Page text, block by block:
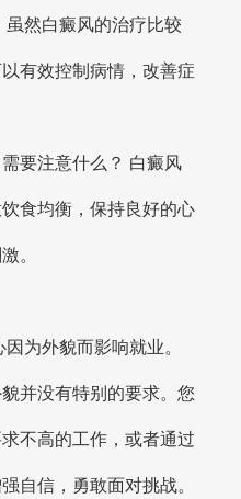
虽然白癜风的治疗比较
有效控制病情，改善症
要注意什么？ 白癜风
食均衡，保持良好的心
。
为外貌而影响就业。
并没有特别的要求。您
不高的工作，或者通过
自信，勇敢面对挑战。